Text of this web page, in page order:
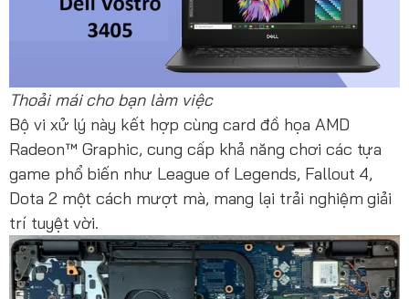
Thoải mái cho bạn làm việc
Bộ vi xử lý này kết hợp cùng card đồ họa AMD
Radeon™ Graphic, cung cấp khả năng chơi các tựa
game phổ biến như League of Legends, Fallout 4,
Dota 2 một cách mượt mà, mang lại trải nghiệm giải
trí tuyệt vời.